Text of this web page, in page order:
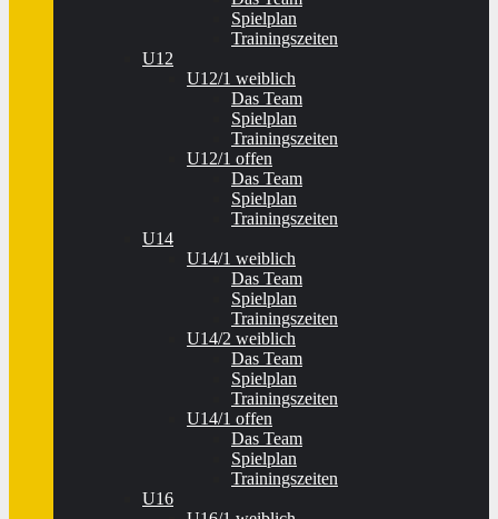
Spielplan
Trainingszeiten
U12
U12/1 weiblich
Das Team
Spielplan
Trainingszeiten
U12/1 offen
Das Team
Spielplan
Trainingszeiten
U14
U14/1 weiblich
Das Team
Spielplan
Trainingszeiten
U14/2 weiblich
Das Team
Spielplan
Trainingszeiten
U14/1 offen
Das Team
Spielplan
Trainingszeiten
U16